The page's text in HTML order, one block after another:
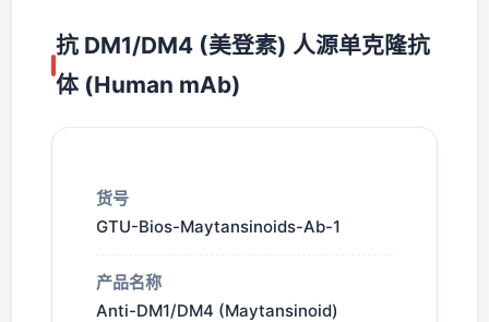
抗 DM1/DM4 (美登素) 人源单克隆抗
体 (Human mAb)
货号
GTU-Bios-Maytansinoids-Ab-1
产品名称
Anti-DM1/DM4 (Maytansinoid)